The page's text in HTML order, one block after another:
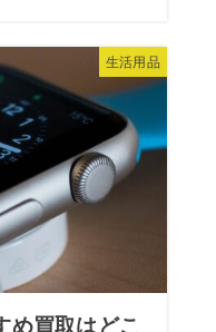
生活用品
買取はどこ